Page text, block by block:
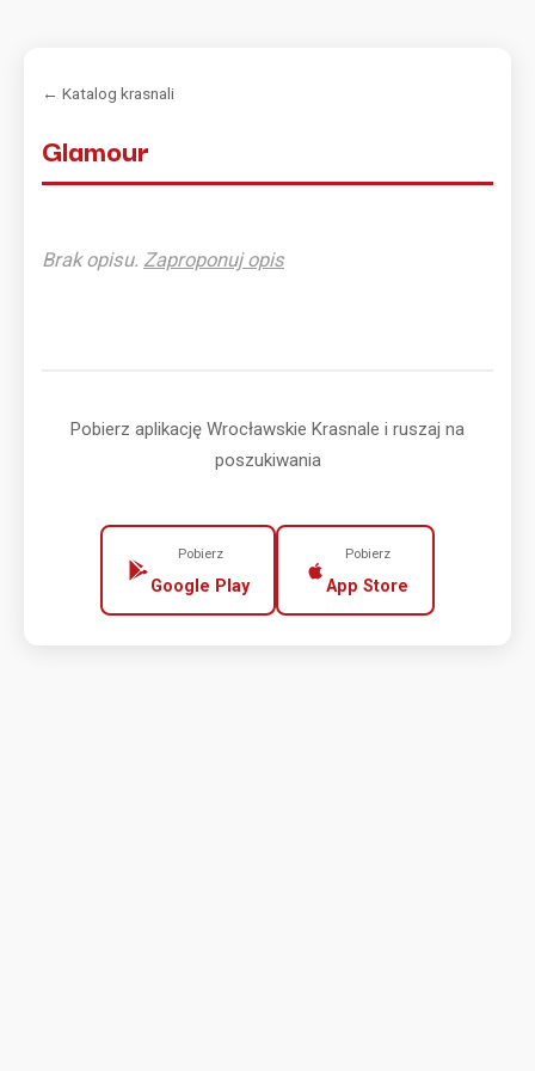
← Katalog krasnali
Glamour
Brak opisu. Zaproponuj opis
Pobierz aplikację Wrocławskie Krasnale i ruszaj na
poszukiwania
Pobierz
Google Play
Pobierz
App Store